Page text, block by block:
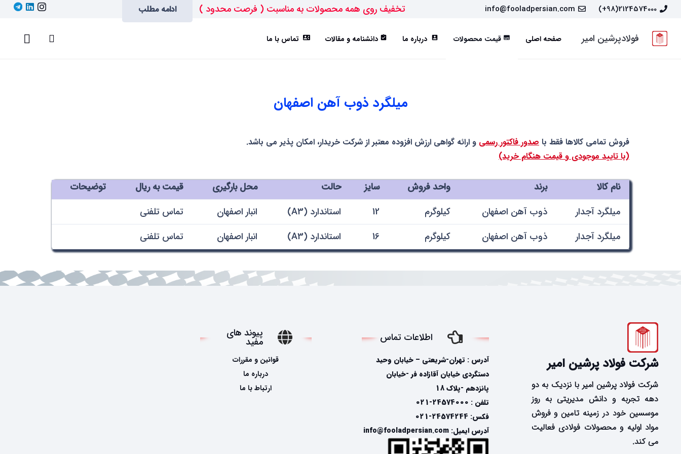
2124574000(98+)
info@fooladpersian.com تخفیف روی همه محصولات به مناسبت ( فرصت محدود ) ادامه مطلب
فولادپرشین امیر صفحه اصلی subtitles قیمت محصولات account_box درباره ما assignment_turned_in دانشنامه و مقالات contact_phone تماس با ما
میلگرد ذوب آهن اصفهان
فروش تمامی کالاها فقط با صدور فاکتور رسمی و ارائه گواهی ارزش افزوده معتبر از شرکت خریدار، امکان پذیر می باشد.
(با تایید موجودی و قیمت هنگام خرید)
نام کالا برند واحد فروش سایز حالت محل بارگیری قیمت به ریال
توضیحات
میلگرد آجدار
ذوب آهن اصفهان کیلوگرم 12 استاندارد (A3) انبار اصفهان
تماس تلفنی
میلگرد آجدار
ذوب آهن اصفهان کیلوگرم 16 استاندارد (A3) انبار اصفهان تماس تلفنی
شرکت فولاد پرشین امیر
شرکت فولاد پرشین امیر با نزدیک به دو
دهه تجربه و دانش مدیریتی به روز
موسسین خود در زمینه تامین و فروش
مواد اولیه و محصولات فولادی فعالیت
می کند.
اطلاعات تماس
آدرس : تهران-شریعتی – خیابان وحید
دستگردی خیابان آقازاده فر -خیابان
پانزدهم -پلاک 18
تلفن : 24574000-021
فکس: 24574244-021
آدرس ایمیل: info@fooladpersian.com
پیوند های
مفید
قوانین و مقررات
درباره ما
ارتباط با ما